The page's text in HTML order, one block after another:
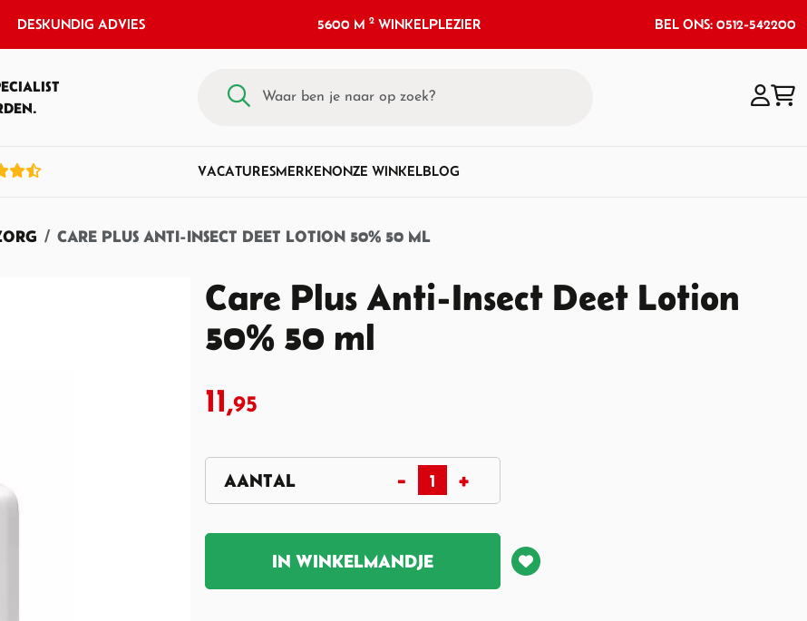
DESKUNDIG ADVIES 5600 M2 WINKELPLEZIER BEL ONS: 0512-542200
VACATURESMERKENONZE WINKELBLOG
CARE PLUS ANTI-INSECT DEET LOTION 50% 50 ML
Care Plus Anti-Insect Deet Lotion
50% 50 ml
11,95
IN WINKELMANDJE